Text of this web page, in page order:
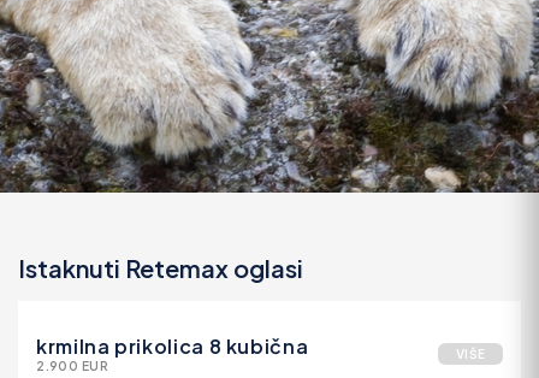
Istaknuti Retemax oglasi
VIŠE
krmilna prikolica 8 kubična
2.900 EUR